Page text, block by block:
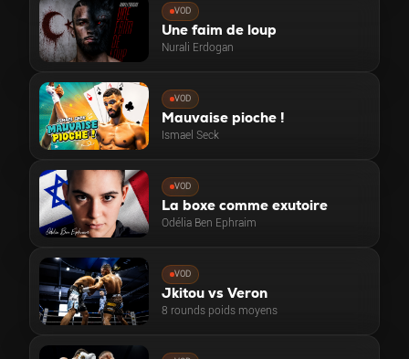
VOD
Une faim de loup
Nurali Erdogan
VOD
Mauvaise pioche !
Ismael Seck
VOD
La boxe comme exutoire
Odélia Ben Ephraim
VOD
Jkitou vs Veron
8 rounds poids moyens